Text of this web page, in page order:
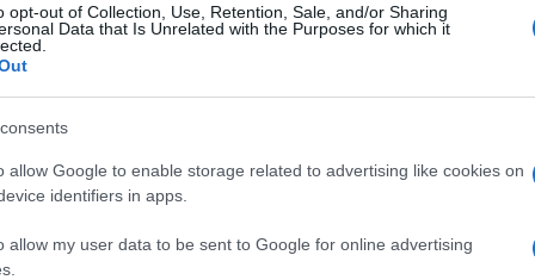
opt-out of Collection, Use, Retention, Sale, and/or Sharing
Data that Is Unrelated with the Purposes for which it
allow Google to enable storage related to advertising like cookies on
identifiers in apps.
allow my user data to be sent to Google for online advertising
ΗΠΑ και Νότια Κορέα
κόμβο στην Ελευσίνα –
δισ. και 10.000 θέσεις εργασίας
η Κίμπερλι Γκιλφόιλ
- 20:58